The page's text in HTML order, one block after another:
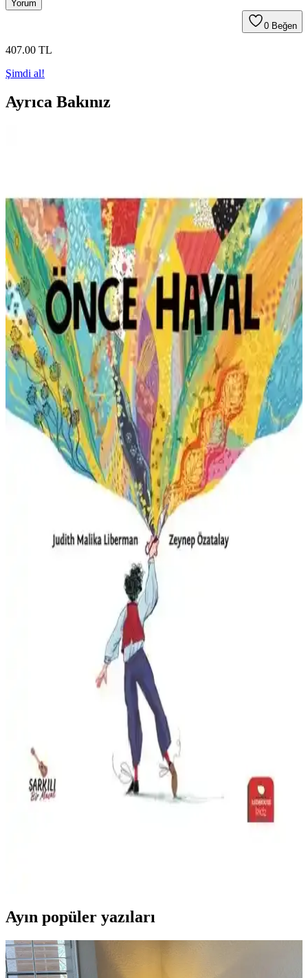
Yorum
0 Beğen
407.00 TL
Şimdi al!
Ayrıca Bakınız
zenginleştirilmiş 'Şeftali Kokulu Masallar' kitabı, ebeveynlere ve
çocuklara okuma ve dinleme alışkanlığı kazandırır.
Köpek Balığı Aranı<yor> Kitabı İncelemesi ve
Çocuk Edebiyatındaki Yeri
İş Bankası Kültür Yayınları’nın çocuklar için hazırladığı Köpek
Balığı Aranı<yor> kitabı, renkli çizimleri ve eğlenceli hikayesiyle
hayal gücünü teşvik eder, koleksiyon değeri taşıyan nadir bir eser.
Cihan Bir Türk Masalı Işılca’nın Edebi ve Kültürel
Zenginliğiyle Anlatımı
İndigo Kitap’ın yayımladığı Cihan: Bir Türk Masalı, Türk kültürüne
ve mitolojisine odaklanan, duygusal ve epik anlatımıyla öne çıkan,
karakter gelişimi ve mitolojik motiflerle zenginleştirilmiş bir eser.
Timaş Çocuk Mini Masallar Seti 3 ile 3-5 Yaş
Çocukların Sosyal ve Duygusal Gelişimini Destekler
Timaş Çocuk Mini Masallar Seti 3, 10 renkli hikaye kitabıyla 3-5
yaş arası çocukların sosyal ve duygusal gelişimine katkı sağlar,
eğlenceli ve öğretici içerikler sunar.
Elif Hayvanat Bahçesinde: Çocuklar İçin Eğitici ve
Eğlenceli Doğa ve Hayvanlar Kitabı
Elif Hayvanat Bahçesinde, çocuklara hayvanlar ve doğa hakkında
eğlenceli bilgiler sunan öğretici ve sürükleyici bir kitap, yüksek
kalite ve ilgi çekici içeriklerle çocukların ilgisini çeker.
Beta Kids Karışık Saç Perisi: Renkli ve Eğlenceli
Çocuk Masal Kitabı
Seema Barker'ın kaleme aldığı bu renkli masal kitabı, 3-5 yaş arası
çocuklar için eğlenceli ve öğretici hikayeler içerir, görsellerle
desteklenmiş ve hayal dünyalarını zenginleştirir.
İş Bankası Kültür Yayınları Turnuva-İlk Okuma
Kitaplarım Serisi İncelemesi ve Özellikleri
İş Bankası Kültür Yayınları'nın Turnuva-İlk Okuma Kitaplarım
serisi, çocuklara yönelik klasik masallar ve öğretici içerikleriyle
okuma alışkanlığı kazandırmayı hedefler, yüksek kaliteli görseller ve
malzeme kullanımıyla öne çıkar.
Çocuklar İçin Hayal Gücünü Geliştiren Masal
Kitabı 'Önce Hayal' İncelemesi ve Özellikleri
Ayın popüler yazıları